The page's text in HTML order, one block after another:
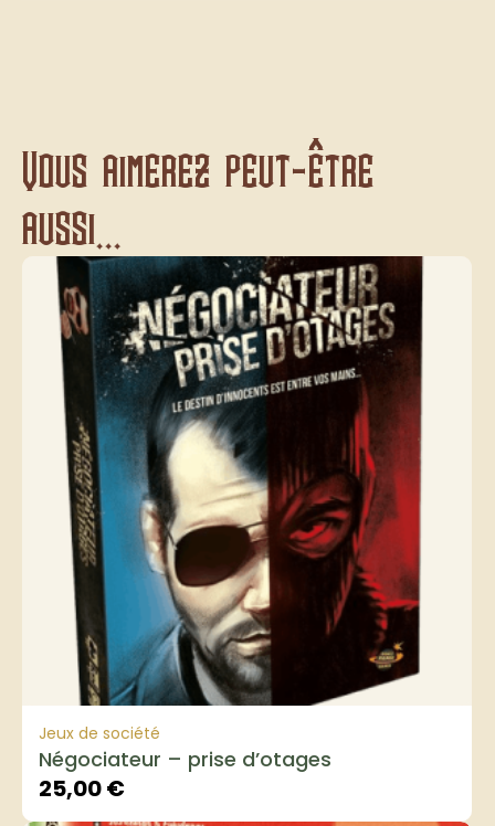
Vous aimerez peut-être
aussi...
Jeux de société
Négociateur – prise d’otages
25,00€